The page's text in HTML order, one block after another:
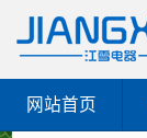
网站首页